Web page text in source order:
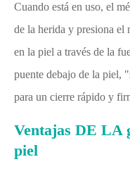
Cuando está en uso, el
de la herida y presiona
en la piel a través de la
puente debajo de la piel,
para un cierre rápido y
Ventajas DE LA
piel